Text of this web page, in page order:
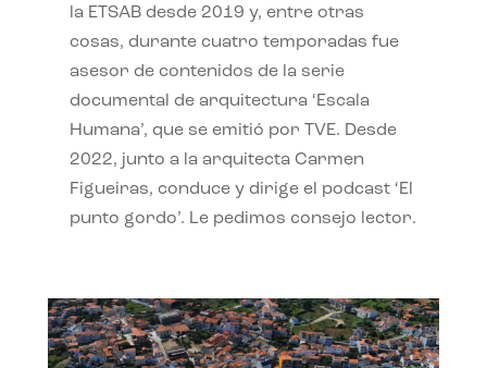
la ETSAB desde 2019 y, entre otras
cosas, durante cuatro temporadas fue
asesor de contenidos de la serie
documental de arquitectura ‘Escala
Humana’, que se emitió por TVE. Desde
2022, junto a la arquitecta Carmen
Figueiras, conduce y dirige el podcast ‘El
punto gordo’. Le pedimos consejo lector.